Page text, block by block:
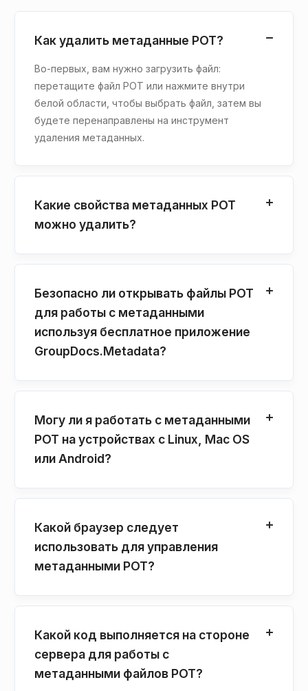
Как удалить метаданные POT?
Во-первых, вам нужно загрузить файл:
перетащите файл POT или нажмите внутри
белой области, чтобы выбрать файл, затем вы
будете перенаправлены на инструмент
удаления метаданных.
Какие свойства метаданных POT
можно удалить?
Безопасно ли открывать файлы POT
для работы с метаданными
используя бесплатное приложение
GroupDocs.Metadata?
Могу ли я работать с метаданными
POT на устройствах с Linux, Mac OS
или Android?
Какой браузер следует
использовать для управления
метаданными POT?
Какой код выполняется на стороне
сервера для работы с
метаданными файлов POT?